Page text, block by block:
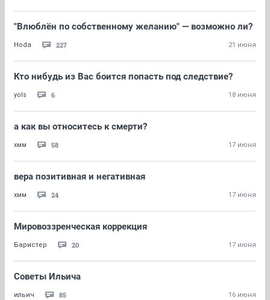
"Влюблён по собственному желанию" — возможно ли?
Hoda 227 21 июня
Кто нибудь из Вас боится попасть под следствие?
yols 6 18 июня
а как вы относитесь к смерти?
хмм 58 17 июня
вера позитивная и негативная
хмм 24 17 июня
Мировоззренческая коррекция
Баристер 20 17 июня
Советы Ильича
ильич 85 16 июня